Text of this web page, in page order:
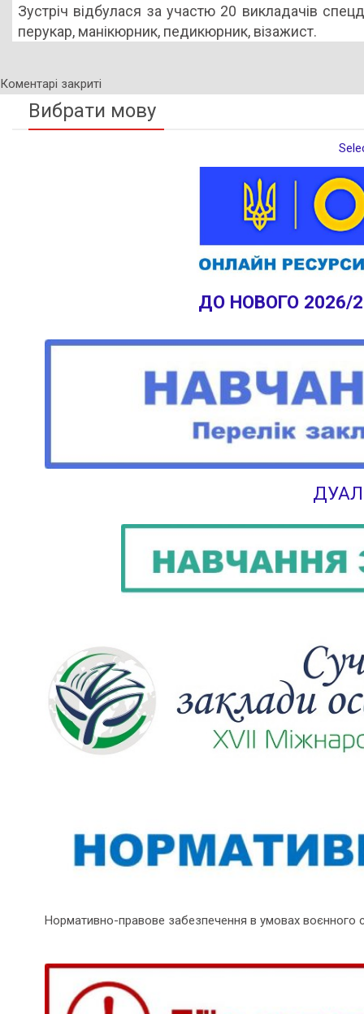
Зустріч відбулася за участю 20 викладачів
перукар, манікюрник, педикюрник, візажист.
Коментарі закриті
Вибрати мову
ДО НОВОГО 2026/
Нормативно-правове забезпечення в умовах воєнного